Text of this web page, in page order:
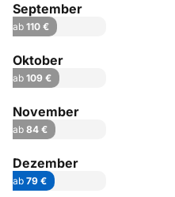
September
ab 110 €
Oktober
ab 109 €
November
ab 84 €
Dezember
ab 79 €